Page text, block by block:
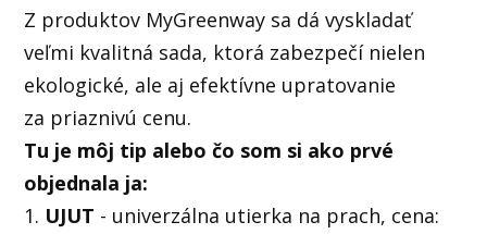
Z produktov MyGreenway sa dá vyskladať
veľmi kvalitná sada, ktorá zabezpečí nielen
ekologické, ale aj efektívne upratovanie
za priaznivú cenu.
Tu je môj tip alebo čo som si ako prvé
objednala ja:
1. UJUT - univerzálna utierka na prach, cena: